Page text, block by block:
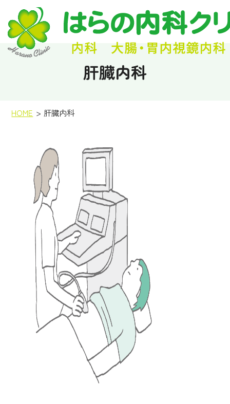
肝臓内科
HOME 肝臓内科